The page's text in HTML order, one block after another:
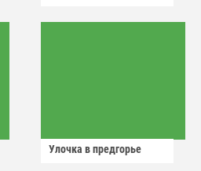
Улочка в предгорье